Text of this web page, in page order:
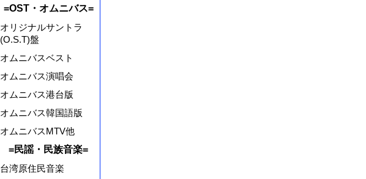
=OST・オムニバス=
オリジナルサントラ
(O.S.T)盤
オムニバスベスト
オムニバス演唱会
オムニバス港台版
オムニバス韓国語版
オムニバスMTV他
=民謡・民族音楽=
台湾原住民音楽